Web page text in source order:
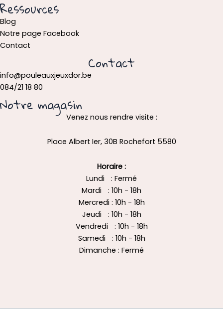
Ressources
Blog
Notre page Facebook
Contact
Contact
info@pouleauxjeuxdor.be
084/21 18 80
Notre magasin
Venez nous rendre visite :
Place Albert Ier, 30B Rochefort 5580
Horaire :
Lundi : Fermé
Mardi : 10h - 18h
Mercredi : 10h - 18h
Jeudi : 10h - 18h
Vendredi : 10h - 18h
Samedi : 10h - 18h
Dimanche : Fermé